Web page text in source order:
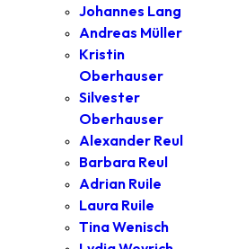
Johannes Lang
Andreas Müller
Kristin
Oberhauser
Silvester
Oberhauser
Alexander Reul
Barbara Reul
Adrian Ruile
Laura Ruile
Tina Wenisch